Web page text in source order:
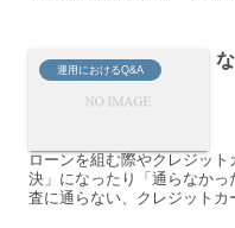
運用におけるQ&A
ローンを組む際やクレジッ
決」になったり「通らなか
査に通らない、クレジットカ